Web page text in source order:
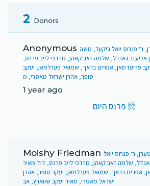
2 Donors
Anonymous ר' פנחס יואל ביקעל, משה
אליעזר גאנדל, שלמה זאב קאהן, מרדכי לייב פרנס,
פריעדמאן, אפרים בראך, שמואל פערלמאן, יעקב
סופר, אהרן ישראל מאסרי, מ
1 year ago
פרנס היום
Moishy Friedman ר' פנחס יואל
שלמה זאב קאהן, מרדכי לייב פרנס, דוד מאיר
אפרים בראך, שמואל פערלמאן, יעקב סופר, אהרן
ישראל מאסרי, מאיר יעקב שווארץ, אב